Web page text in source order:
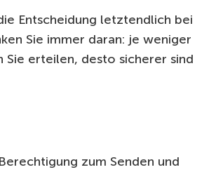
Entscheidung letztendlich bei
Sie immer daran: je weniger
Sie erteilen, desto sicherer sind
Berechtigung zum Senden und